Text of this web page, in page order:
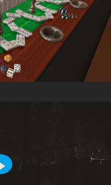
Воспроизвести